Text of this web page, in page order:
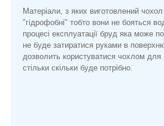
Матеріали, з яких виготовлений
"гідрофобні" тобто вони не бояться
процесі експлуатації бруд яка може
не буде затиратися руками в
дозволить користуватися чохлом
стільки скільки буде потрібно.